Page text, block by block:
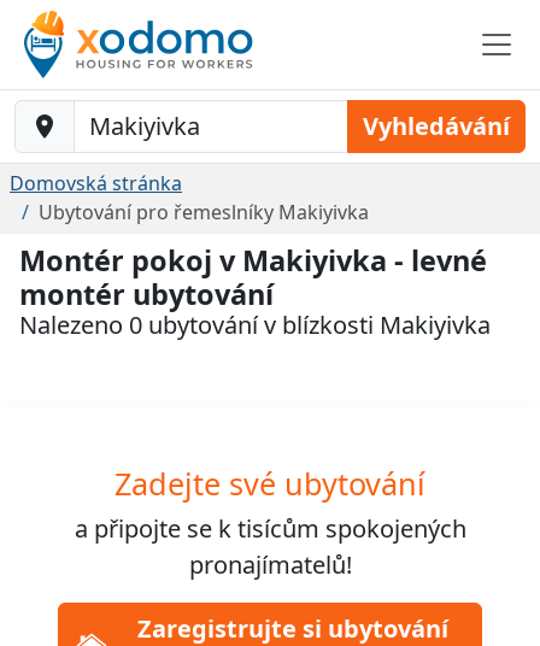
Baustelle-Location Vyhledávání
Domovská stránka
Ubytování pro řemeslníky Makiyivka
Montér pokoj v Makiyivka - levné
montér ubytování
Nalezeno 0 ubytování v blízkosti Makiyivka
Zadejte své ubytování
a připojte se ktisícům spokojených
pronajímatelů!
Zaregistrujte si ubytování